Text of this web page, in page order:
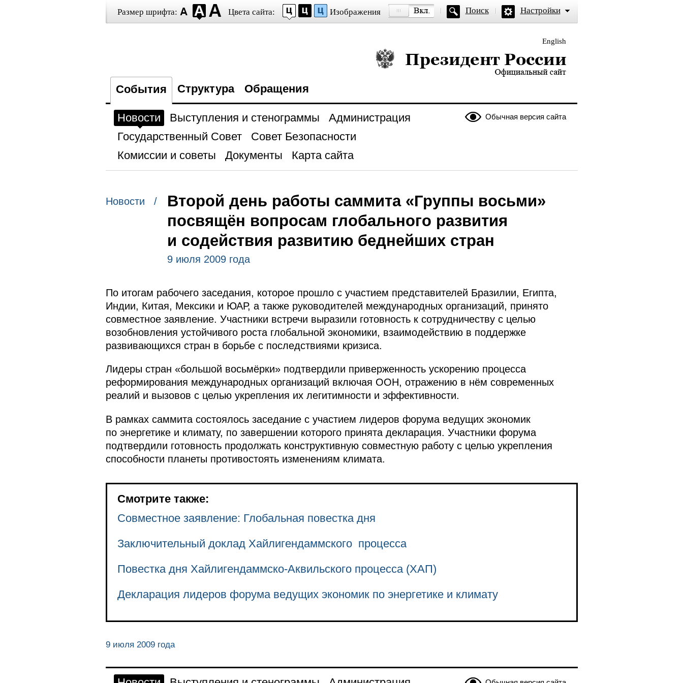
Размер шрифта: Цвета сайта: Изображения Поиск Настройки
English
Президент России — официальный сайт
События Структура Обращения
Обычная версия сайта
Новости Выступления и стенограммы
Администрация
Государственный Совет
Совет Безопасности
Комиссии и советы
Документы Карта сайта
Новости /
Второй день работы саммита «Группы восьми»
посвящён вопросам глобального развития
и содействия развитию беднейших стран
9 июля 2009 года
По итогам рабочего заседания, которое прошло с участием представителей Бразилии, Египта,
Индии, Китая, Мексики и ЮАР, а также руководителей международных организаций, принято
совместное заявление. Участники встречи выразили готовность к сотрудничеству с целью
возобновления устойчивого роста глобальной экономики, взаимодействию в поддержке
развивающихся стран в борьбе с последствиями кризиса.
Лидеры стран «большой восьмёрки» подтвердили приверженность ускорению процесса
реформирования международных организаций включая ООН, отражению в нём современных
реалий и вызовов с целью укрепления их легитимности и эффективности.
В рамках саммита состоялось заседание с участием лидеров форума ведущих экономик
по энергетике и климату, по завершении которого принята декларация. Участники форума
подтвердили готовность продолжать конструктивную совместную работу с целью укрепления
способности планеты противостоять изменениям климата.
Смотрите также:
Совместное заявление: Глобальная повестка дня
Заключительный доклад Хайлигендаммского процесса
Повестка дня Хайлигендаммско-Аквильского процесса (ХАП)
Декларация лидеров форума ведущих экономик по энергетике и климату
9 июля 2009 года